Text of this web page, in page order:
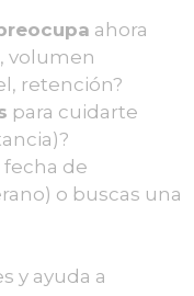
ahora
volumen
retención?
para cuidarte
fecha de
o buscas una
y ayuda a